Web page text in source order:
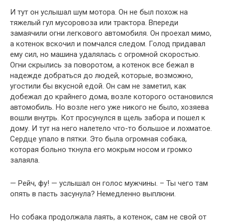
И тут он услышал шум мотора. Он не был похож на
тяжелый гул мусоровоза или трактора. Впереди
замаячили огни легкового автомобиля. Он проехал мимо,
а котенок вскочил и помчался следом. Голод придавал
ему сил, но машина удалялась с огромной скоростью.
Огни скрылись за поворотом, а котенок все бежал в
надежде добраться до людей, которые, возможно,
угостили бы вкусной едой. Он сам не заметил, как
добежал до крайнего дома, возле которого остановился
автомобиль. Но возле него уже никого не было, хозяева
вошли внутрь. Кот просунулся в щель забора и пошел к
дому. И тут на него налетело что-то большое и лохматое.
Сердце упало в пятки. Это была огромная собака,
которая больно ткнула его мокрым носом и громко
залаяла.
— Рейч, фу! — услышал он голос мужчины. – Ты чего там
опять в пасть засунула? Немедленно выплюни.
Но собака продолжала лаять, а котенок, сам не свой от